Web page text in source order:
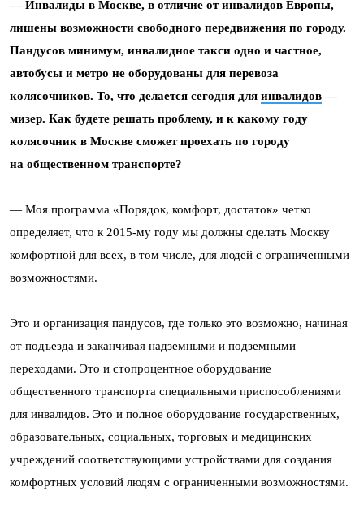
— Инвалиды в Москве, в отличие от инвалидов Европы,
лишены возможности свободного передвижения по городу.
Пандусов минимум, инвалидное такси одно и частное,
автобусы и метро не оборудованы для перевоза
колясочников. То, что делается сегодня для инвалидов—
мизер. Как будете решать проблему, и к какому году
колясочник в Москве сможет проехать по городу
на общественном транспорте?
— Моя программа «Порядок, комфорт, достаток» четко
определяет, что к 2015-му году мы должны сделать Москву
комфортной для всех, в том числе, для людей с ограниченными
возможностями.
Это и организация пандусов, где только это возможно, начиная
от подъезда и заканчивая надземными и подземными
переходами. Это и стопроцентное оборудование
общественного транспорта специальными приспособлениями
для инвалидов. Это и полное оборудование государственных,
образовательных, социальных, торговых и медицинских
учреждений соответствующими устройствами для создания
комфортных условий людям с ограниченными возможностями.